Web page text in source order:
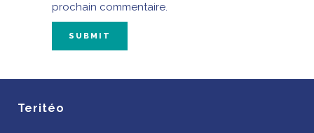
prochain commentaire.
Teritéo